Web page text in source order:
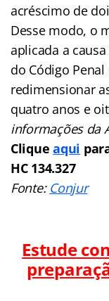
acréscimo de
Desse modo, o
aplicada a
do Código
redimensionar
quatro anos e
informações da
Cliqueaqui
HC 134.327
Fonte: Conjur
Estude